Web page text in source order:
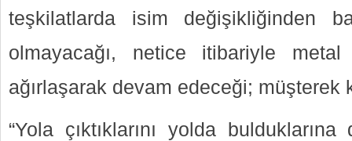
teşkilatlarda isim değişikliğinden
olmayacağı, netice itibariyle
ağırlaşarak devam edeceği; müşterek
“Yola çıktıklarını yolda